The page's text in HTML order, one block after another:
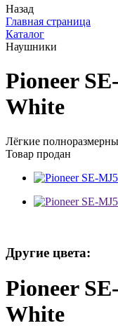
Назад
Главная страница
Каталог
Наушники
Pioneer
White
Лёгкие
Товар продан
Другие цвета:
Pioneer
White